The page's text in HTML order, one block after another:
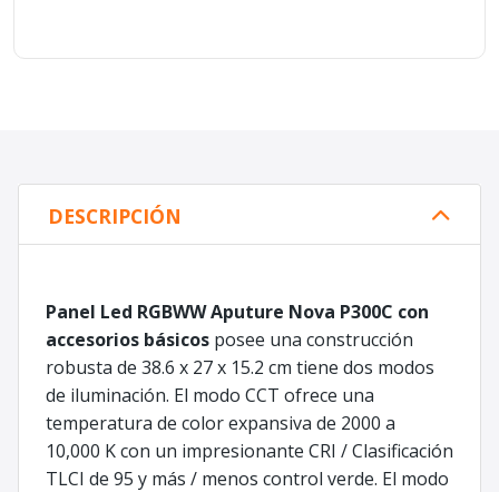
DESCRIPCIÓN
Panel Led RGBWW Aputure Nova P300C con
accesorios básicos posee una construcción
robusta de 38.6 x 27 x 15.2 cm tiene dos modos
de iluminación. El modo CCT ofrece una
temperatura de color expansiva de 2000 a
10,000 K con un impresionante CRI / Clasificación
TLCI de 95 y más / menos control verde. El modo